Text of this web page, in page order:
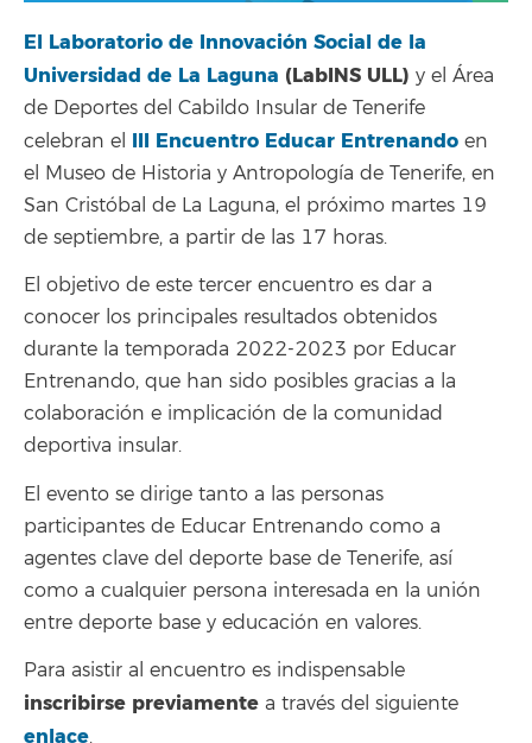
El Laboratorio de Innovación Social de la
Universidad de La Laguna (LabINS ULL) y el Área
de Deportes del Cabildo Insular de Tenerife
celebran el III Encuentro Educar Entrenando en
el Museo de Historia y Antropología de Tenerife, en
San Cristóbal de La Laguna, el próximo martes 19
de septiembre, a partir de las 17 horas.
El objetivo de este tercer encuentro es dar a
conocer los principales resultados obtenidos
durante la temporada 2022-2023 por Educar
Entrenando, que han sido posibles gracias a la
colaboración e implicación de la comunidad
deportiva insular.
El evento se dirige tanto a las personas
participantes de Educar Entrenando como a
agentes clave del deporte base de Tenerife, así
como a cualquier persona interesada en la unión
entre deporte base y educación en valores.
Para asistir al encuentro es indispensable
inscribirse previamente a través del siguiente
enlace.